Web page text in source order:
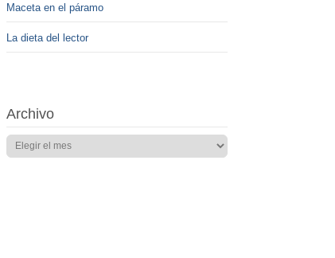
Maceta en el páramo
La dieta del lector
Archivo